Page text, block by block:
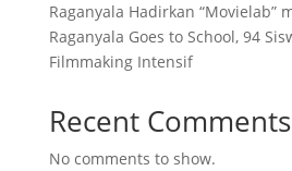
Raganyala Hadirkan “Movielab”
Raganyala Goes to School, 94
Filmmaking Intensif
Recent Comments
No comments to show.